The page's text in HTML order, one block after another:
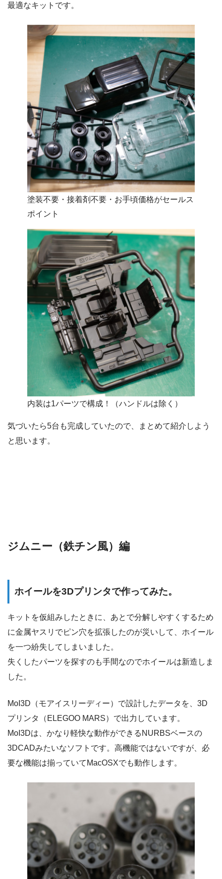
最適なキットです。
塗装不要・接着剤不要・お手頃価格がセールス
ポイント
内装は1パーツで構成！（ハンドルは除く）
気づいたら5台も完成していたので、まとめて紹介しよう
と思います。
ジムニー（鉄チン風）編
ホイールを3Dプリンタで作ってみた。
キットを仮組みしたときに、あとで分解しやすくするため
に金属ヤスリでピン穴を拡張したのが災いして、ホイール
を一つ紛失してしまいました。
失くしたパーツを探すのも手間なのでホイールは新造しま
した。
MoI3D（モアイスリーディー）で設計したデータを、3D
プリンタ（ELEGOO MARS）で出力しています。
MoI3Dは、かなり軽快な動作ができるNURBSベースの
3DCADみたいなソフトです。高機能ではないですが、必
要な機能は揃っていてMacOSXでも動作します。